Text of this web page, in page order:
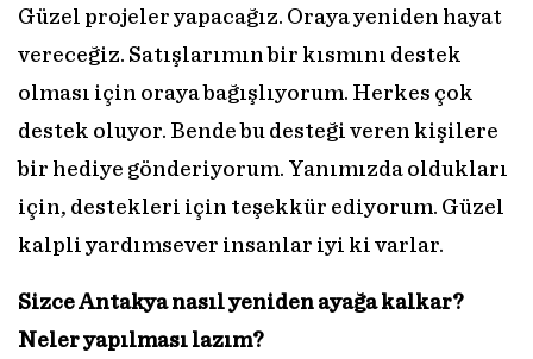
Güzel projeler yapacağız. Oraya yeniden hayat
vereceğiz. Satışlarımın bir kısmını destek
olması için oraya bağışlıyorum. Herkes çok
destek oluyor. Bende bu desteği veren kişilere
bir hediye gönderiyorum. Yanımızda oldukları
için, destekleri için teşekkür ediyorum. Güzel
kalpli yardımsever insanlar iyi ki varlar.
Sizce Antakya nasıl yeniden ayağa kalkar?
Neler yapılması lazım?